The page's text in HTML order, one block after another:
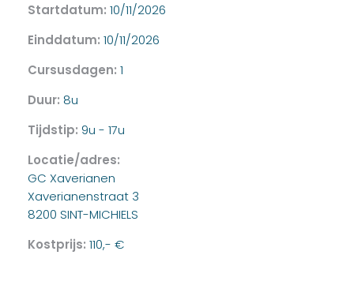
Startdatum: 10/11/2026
Einddatum: 10/11/2026
Cursusdagen: 1
Duur: 8u
Tijdstip: 9u - 17u
Locatie/adres:
GC Xaverianen
Xaverianenstraat 3
8200 SINT-MICHIELS
Kostprijs: 110,- €